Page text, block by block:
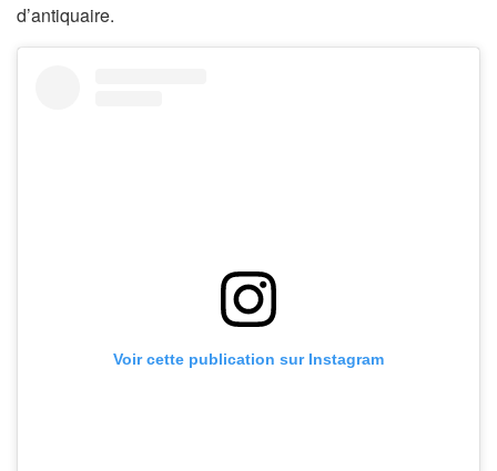
d’antiquaire.
Voir cette publication sur Instagram